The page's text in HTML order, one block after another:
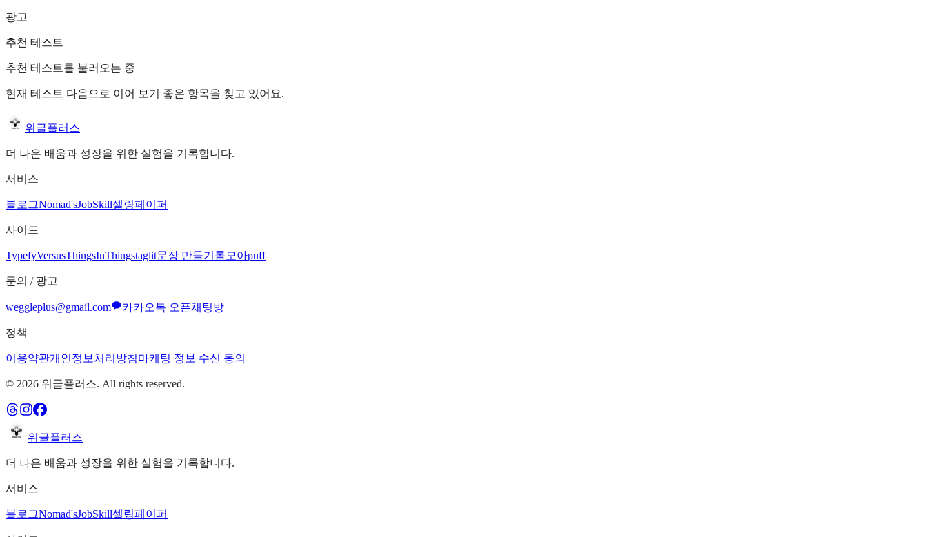
광고
추천 테스트
추천 테스트를 불러오는 중
현재 테스트 다음으로 이어 보기 좋은 항목을 찾고 있어요.
위글플러스
더 나은 배움과 성장을 위한 실험을 기록합니다.
서비스
블로그Nomad'sJobSkill셀링페이퍼
사이드
TypefyVersusThingsInThingstaglit문장 만들기 롤모아puff
문의 / 광고
weggleplus@gmail.com 카카오톡 오픈채팅방
정책
이용약관개인정보처리방침마케팅 정보 수신 동의
© 2026 위글플러스. All rights reserved.
위글플러스
더 나은 배움과 성장을 위한 실험을 기록합니다.
서비스
블로그Nomad'sJobSkill셀링페이퍼